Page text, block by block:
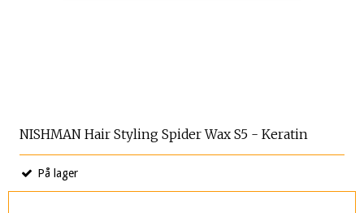
NISHMAN Hair Styling Spider Wax S5 - Keratin
På lager